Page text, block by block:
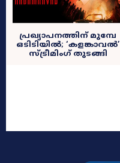
പ്രഖ്യാപനത്തിന് മുമ്പേ
ഒടിടിയിൽ; ‘കളങ്കാവല്‍’
സ്ട്രീമിംഗ് തുടങ്ങി